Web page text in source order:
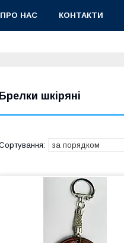
ПРО НАС КОНТАКТИ
Брелки шкіряні